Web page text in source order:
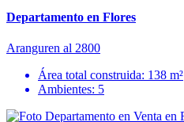
Departamento en Flores
Aranguren al 2800
Área total construida: 138 m²
Ambientes: 5